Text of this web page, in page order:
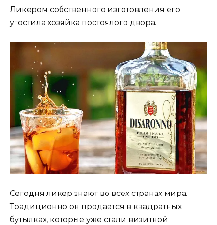
Ликером собственного изготовления его
угостила хозяйка постоялого двора.
Сегодня ликер знают во всех странах мира.
Традиционно он продается в квадратных
бутылках, которые уже стали визитной